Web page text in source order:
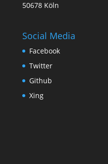
50678 Köln
Social Media
Facebook
Twitter
Github
Xing